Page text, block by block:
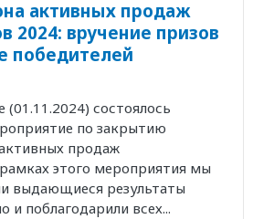
активных продаж
2024: вручение призов
победителей
состоялось
по закрытию
продаж
этого мероприятия мы
выдающиеся результаты
и поблагодарили всех...